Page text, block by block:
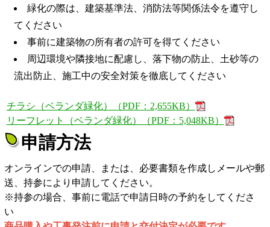
緑化の際は、建築基準法、消防法等関係法令を遵守し
てください
事前に建築物の所有者の許可を得てください
周辺環境や隣接地に配慮し、落下物の防止、土砂等の
流出防止、施工中の安全対策を徹底してください
チラシ（ベランダ緑化）（PDF：2,655KB）
リーフレット（ベランダ緑化）（PDF：5,048KB）
申請方法
オンラインでの申請、または、必要書類を作成しメールや郵
送、持参により申請してください。
※持参の場合、事前に電話で申請日時の予約をしてくださ
い